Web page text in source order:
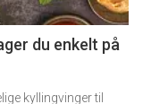
du enkelt på
kyllingvinger til